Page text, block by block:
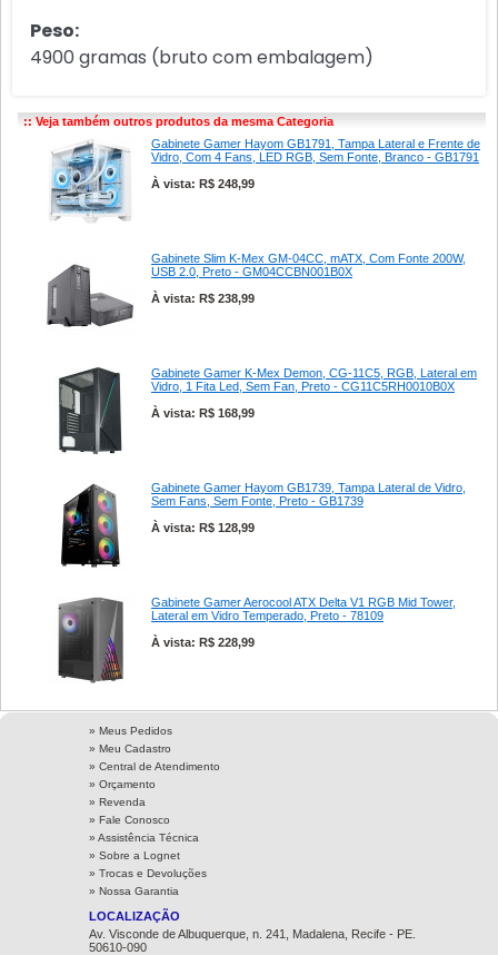
Peso:
4900 gramas (bruto com embalagem)
:: Veja também outros produtos da mesma Categoria
Gabinete Gamer Hayom GB1791, Tampa Lateral e Frente de
Vidro, Com 4 Fans, LED RGB, Sem Fonte, Branco - GB1791
À vista: R$ 248,99
Gabinete Slim K-Mex GM-04CC, mATX, Com Fonte 200W,
USB 2.0, Preto - GM04CCBN001B0X
À vista: R$ 238,99
Gabinete Gamer K-Mex Demon, CG-11C5, RGB, Lateral em
Vidro, 1 Fita Led, Sem Fan, Preto - CG11C5RH0010B0X
À vista: R$ 168,99
Gabinete Gamer Hayom GB1739, Tampa Lateral de Vidro,
Sem Fans, Sem Fonte, Preto - GB1739
À vista: R$ 128,99
Gabinete Gamer Aerocool ATX Delta V1 RGB Mid Tower,
Lateral em Vidro Temperado, Preto - 78109
À vista: R$ 228,99
» Meus Pedidos
» Meu Cadastro
» Central de Atendimento
» Orçamento
» Revenda
» Fale Conosco
» Assistência Técnica
» Sobre a Lognet
» Trocas e Devoluções
» Nossa Garantia
LOCALIZAÇÃO
Av. Visconde de Albuquerque, n. 241, Madalena, Recife - PE.
50610-090